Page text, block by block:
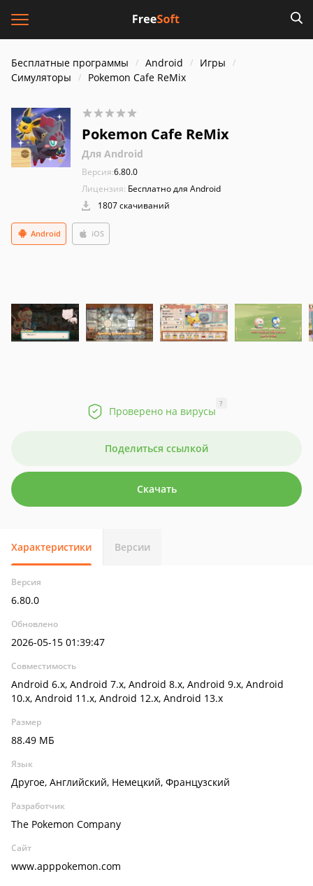
Бесплатные программы Android
Игры
Симуляторы
Pokemon Cafe ReMix
Pokemon Cafe ReMix
Для Android
Версия:6.80.0
Лицензия: Бесплатно для Android
1807 скачиваний
Android iOS
Проверено на вирусы
?
Поделиться ссылкой
Скачать
Характеристики Версии
Версия
6.80.0
Обновлено
2026-05-15 01:39:47
Совместимость
Android 6.x, Android 7.x, Android 8.x, Android 9.x, Android
10.x, Android 11.x, Android 12.x, Android 13.x
Размер
88.49 МБ
Язык
Другое, Английский, Немецкий, Французский
Разработчик
The Pokemon Company
Сайт
www.apppokemon.com